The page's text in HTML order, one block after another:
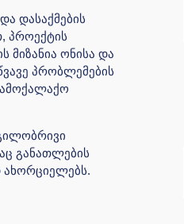
დასაქმების
პროექტის
მიზანია ონისა და
პრობლემების
განათლების
ახორციელებს.